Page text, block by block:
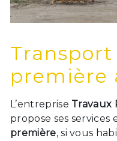
première
L’entreprise Travaux
propose ses services
première, si vous